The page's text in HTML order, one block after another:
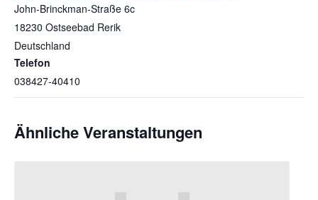
John-Brinckman-Straße 6c
18230 Ostseebad Rerik
Deutschland
Telefon
038427-40410
Ähnliche Veranstaltungen